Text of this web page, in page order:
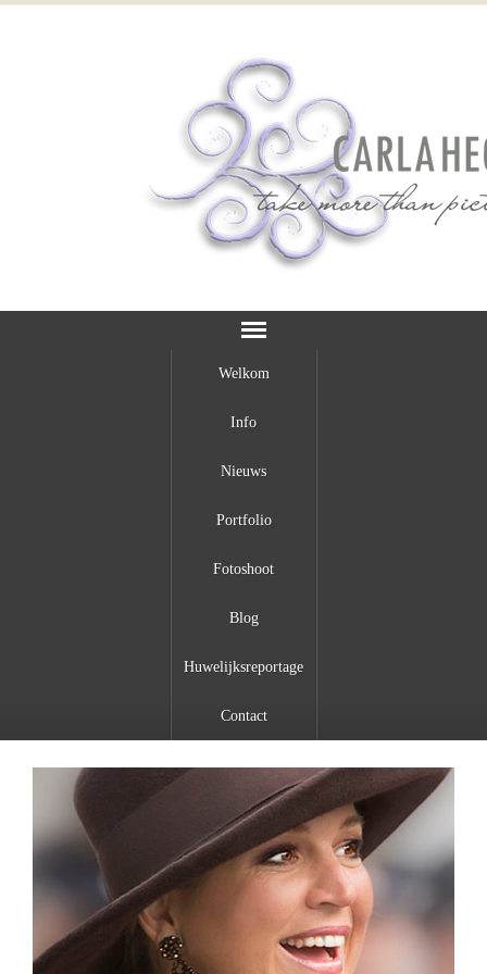
Welkom
Info
Nieuws
Portfolio
Fotoshoot
Blog
Huwelijksreportage
Contact